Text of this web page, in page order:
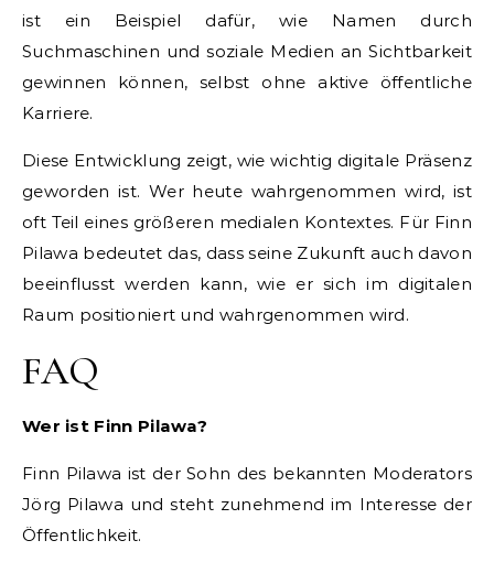
ist ein Beispiel dafür, wie Namen durch
Suchmaschinen und soziale Medien an Sichtbarkeit
gewinnen können, selbst ohne aktive öffentliche
Karriere.
Diese Entwicklung zeigt, wie wichtig digitale Präsenz
geworden ist. Wer heute wahrgenommen wird, ist
oft Teil eines größeren medialen Kontextes. Für Finn
Pilawa bedeutet das, dass seine Zukunft auch davon
beeinflusst werden kann, wie er sich im digitalen
Raum positioniert und wahrgenommen wird.
FAQ
Wer ist Finn Pilawa?
Finn Pilawa ist der Sohn des bekannten Moderators
Jörg Pilawa und steht zunehmend im Interesse der
Öffentlichkeit.